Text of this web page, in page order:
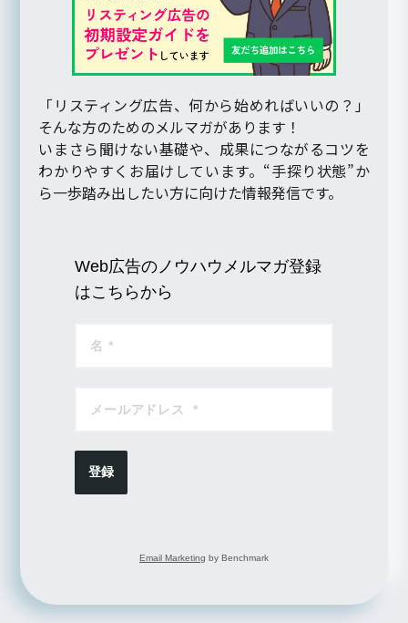
「リスティング広告、何から始めればいいの？」
そんな方のためのメルマガがあります！
いまさら聞けない基礎や、成果につながるコツを
わかりやすくお届けしています。“手探り状態”か
ら一歩踏み出したい方に向けた情報発信です。
Web広告のノウハウメルマガ登録
はこちらから
登録
Email Marketing by Benchmark